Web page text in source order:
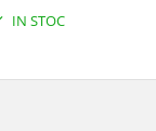
IN STOC